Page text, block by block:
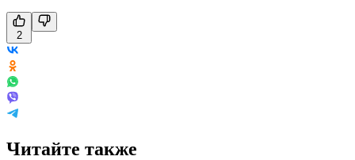
2
Читайте также